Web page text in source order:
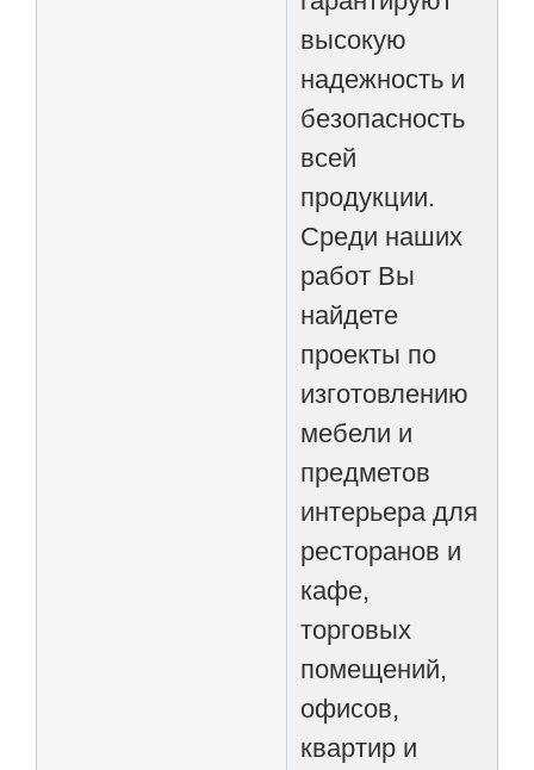
высокую
надежность и
безопасность
всей
продукции.
Среди наших
работ Вы
найдете
проекты по
изготовлению
мебели и
предметов
интерьера для
ресторанов и
кафе,
торговых
помещений,
офисов,
квартир и